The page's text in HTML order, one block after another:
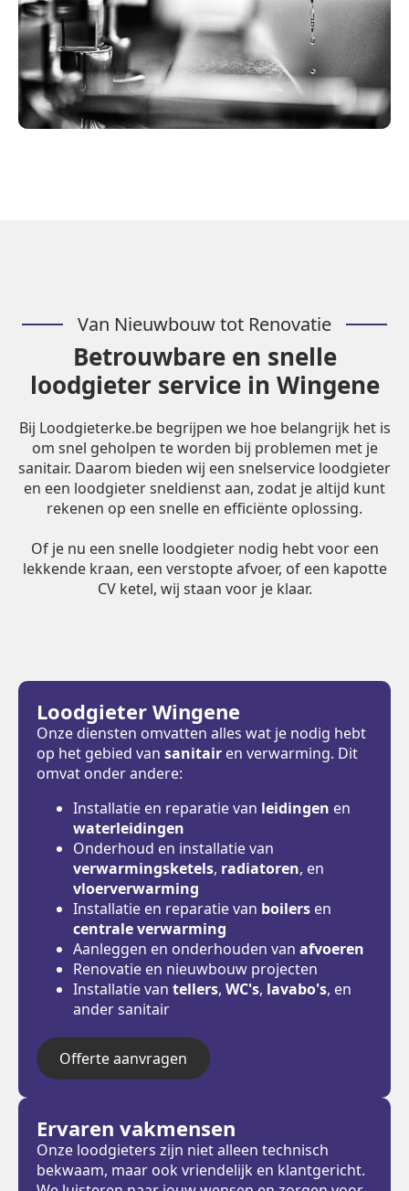
Van Nieuwbouw tot Renovatie
Betrouwbare en snelle
loodgieter service in Wingene
Bij Loodgieterke.be begrijpen we hoe belangrijk het is
om snel geholpen te worden bij problemen met je
sanitair. Daarom bieden wij een snelservice loodgieter
en een loodgieter sneldienst aan, zodat je altijd kunt
rekenen op een snelle en efficiënte oplossing.
Of je nu een snelle loodgieter nodig hebt voor een
lekkende kraan, een verstopte afvoer, of een kapotte
CV ketel, wij staan voor je klaar.
Loodgieter Wingene
Onze diensten omvatten alles wat je nodig hebt
op het gebied van sanitair en verwarming. Dit
omvat onder andere:
Installatie en reparatie van leidingen en
waterleidingen
Onderhoud en installatie van
verwarmingsketels, radiatoren, en
vloerverwarming
Installatie en reparatie van boilers en
centrale verwarming
Aanleggen en onderhouden van afvoeren
Renovatie en nieuwbouw projecten
Installatie van tellers, WC's, lavabo's, en
ander sanitair
Offerte aanvragen
Ervaren vakmensen
Onze loodgieters zijn niet alleen technisch
bekwaam, maar ook vriendelijk en klantgericht.